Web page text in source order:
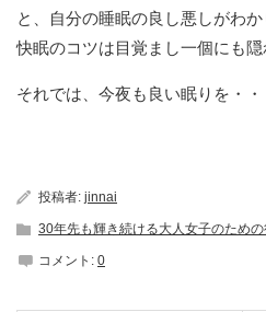
と、自分の睡眠の良し悪しがわか
快眠のコツは目覚まし一個にも隠
それでは、今夜も良い眠りを・
投稿者: jinnai
30年先も輝き続ける大人女子のため
コメント: 0